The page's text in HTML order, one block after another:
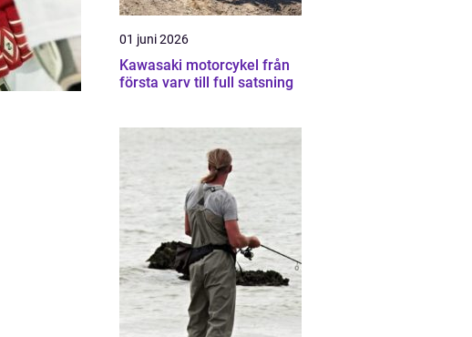
01 juni 2026
Kawasaki motorcykel från
första varv till full satsning